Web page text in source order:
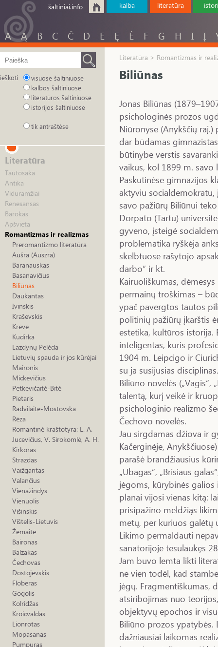
šaltiniai.info kalba literatūra
A Ą B C Č D E Ę Ė F G H I Į
ieškoti
visuose šaltiniuose
kalbos šaltiniuose
literatūros šaltiniuose
istorijos šaltiniuose
tik antraštėse
Literatūra
Tautosaka
Antika
Viduramžiai
Renesansas
Barokas
Apšvieta
Romantizmas ir realizmas
Preromantizmo literatūra
Aušra (Auszra)
Baranauskas
Basanavičius
Biliūnas
Daukantas
Ivinskis
Kraševskis
Krėvė
Kudirka
Lazdynų Pelėda
Lietuvių spauda ir jos kūrėjai
Maironis
Mickevičius
Petkevičaitė-Bitė
Pietaris
Radvilaitė-Mostovska
Rėza
Romantinė kraštotyra: L. A.
Jucevičius, V. Sirokomlė, A. H.
Kirkoras
Strazdas
Vaižgantas
Valančius
Vienažindys
Vienuolis
Višinskis
Vištelis-Lietuvis
Žemaitė
Baironas
Balzakas
Čechovas
Dostojevskis
Floberas
Gogolis
Kolridžas
Kroicvaldas
Lionrotas
Mopasanas
Pumpuras
Literatūra > Romantizmas ir
Biliūnas
Jonas Biliūnas
psichologinės prozos
Niūronyse (Anykščių
dar būdamas
būtinybe verstis
vaikus, kol 1899 m. savo
Paskutinėse gimnazijos
aktyviu
savo pažiūrų Biliūnui
Dorpato (Tartu)
gyveno, įsteigė
problematika ryškėja
skelbtuose rašytojo
darbo“ ir kt.
Kairuoliškumas,
permainų troškimas –
ypač pavergtos tautos
politinių pažiūrų įkarštis
estetika, kultūros
inteligentas, kuris
1904 m. Leipcigo ir
su ja susijusias
Biliūno novelės
talentą, kurį veikė ir
psichologinio realizmo
Čechovo novelės.
Jau sirgdamas džiova ir
Kačerginėje,
parašė brandžiausius
„Ubagas“, „Brisiaus
jėgoms, kūrybinės
planai vijosi vienas kitą:
prisipažino meldžiąs
metų, per kuriuos galėtų
Likimo permaldauti
sanatorijoje tesulaukęs
Jam buvo lemta likti
ne vien todėl, kad
jėgų. Fragmentiškumas,
atsiribojimas nuo
objektyvų epochos ir
Biliūno prozos ypatybės.
dažniausiai laikomas